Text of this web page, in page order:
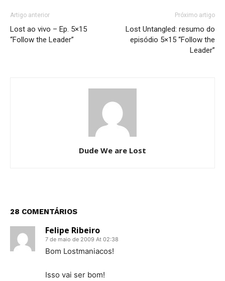
Artigo anterior
Lost ao vivo – Ep. 5×15
“Follow the Leader”
Próximo artigo
Lost Untangled: resumo do
episódio 5×15 “Follow the
Leader”
Dude We are Lost
28 COMENTÁRIOS
Felipe Ribeiro
7 de maio de 2009 At 02:38
Bom Lostmaniacos!
Isso vai ser bom!